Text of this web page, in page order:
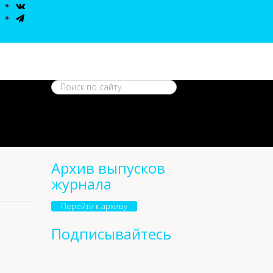
Архив выпусков
журнала
Перейти к архиву
Подписывайтесь